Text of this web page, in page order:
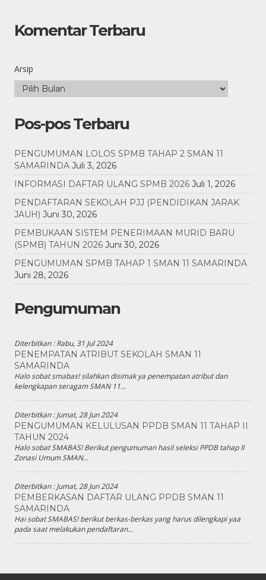
Komentar Terbaru
Arsip
Pos-pos Terbaru
PENGUMUMAN LOLOS SPMB TAHAP 2 SMAN 11
SAMARINDA Juli 3, 2026
INFORMASI DAFTAR ULANG SPMB 2026 Juli 1, 2026
PENDAFTARAN SEKOLAH PJJ (PENDIDIKAN JARAK
JAUH) Juni 30, 2026
PEMBUKAAN SISTEM PENERIMAAN MURID BARU
(SPMB) TAHUN 2026 Juni 30, 2026
PENGUMUMAN SPMB TAHAP 1 SMAN 11 SAMARINDA
Juni 28, 2026
Pengumuman
Diterbitkan :Rabu, 31 Jul 2024
PENEMPATAN ATRIBUT SEKOLAH SMAN 11
SAMARINDA
Halo sobat smabas! silahkan disimak ya penempatan atribut dan
kelengkapan seragam SMAN 11...
Diterbitkan :Jumat, 28 Jun 2024
PENGUMUMAN KELULUSAN PPDB SMAN 11 TAHAP II
TAHUN 2024
Halo sobat SMABAS! Berikut pengumuman hasil seleksi PPDB tahap II
Zonasi Umum SMAN...
Diterbitkan :Jumat, 28 Jun 2024
PEMBERKASAN DAFTAR ULANG PPDB SMAN 11
SAMARINDA
Hai sobat SMABAS! berikut berkas-berkas yang harus dilengkapi yaa
pada saat melakukan pendaftaran...